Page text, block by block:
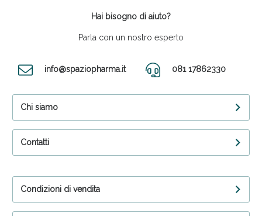
Hai bisogno di aiuto?
Parla con un nostro esperto
info@spaziopharma.it 081 17862330
Chi siamo
Contatti
Condizioni di vendita